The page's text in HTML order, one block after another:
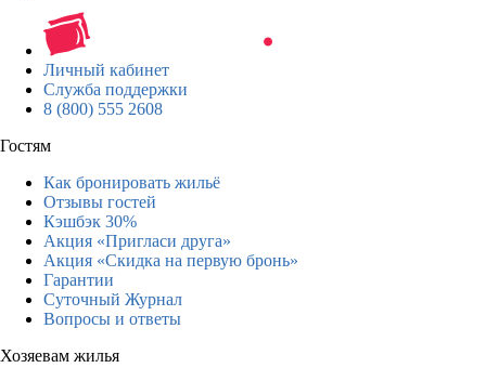
Личный кабинет
Служба поддержки
8 (800) 555 2608
Гостям
Как бронировать жильё
Отзывы гостей
Кэшбэк 30%
Акция «Пригласи друга»
Акция «Скидка на первую бронь»
Гарантии
Суточный Журнал
Вопросы и ответы
Хозяевам жилья